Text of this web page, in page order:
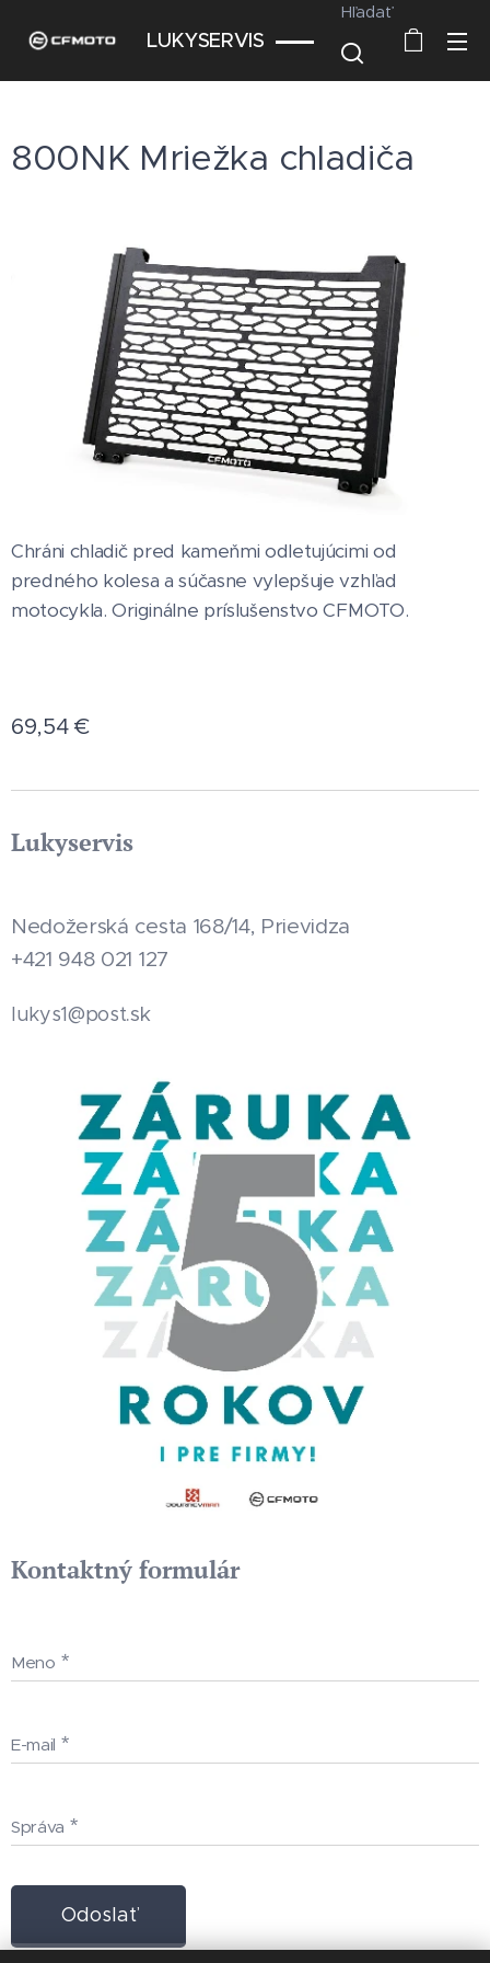
LUKYSERVIS
Hľadať
800NK Mriežka chladiča
Chráni chladič pred kameňmi odletujúcimi od
predného kolesa a súčasne vylepšuje vzhľad
motocykla. Originálne príslušenstvo CFMOTO.
69,54€
Lukyservis
Nedožerská cesta 168/14, Prievidza
+421 948 021 127
lukys1@post.sk
Kontaktný formulár
Meno
E-mail
Správa
Odoslať